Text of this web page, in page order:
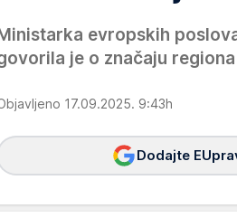
evropskih
je o značaju
17.09.2025. 9:43h
Dodajte